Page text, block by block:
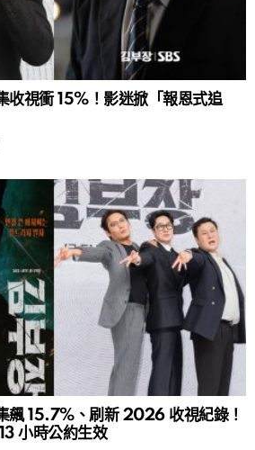
收視衝 15%！影迷掀「報恩式追
飆 15.7%、刷新 2026 收視紀錄！
小時公約生效